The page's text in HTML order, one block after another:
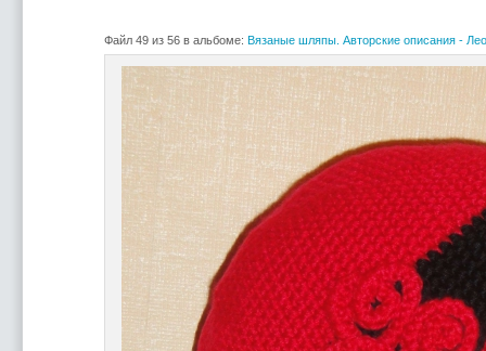
Файл 49 из 56 в альбоме: Вязаные шляпы. Авторские описания - Лео